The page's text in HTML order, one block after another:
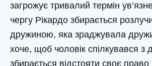
загрожує тривалий термін
чергу Рікардо збирається
дружиною, яка зраджувала
хоче, щоб чоловік спілкувався з
збирається відстояти своє право